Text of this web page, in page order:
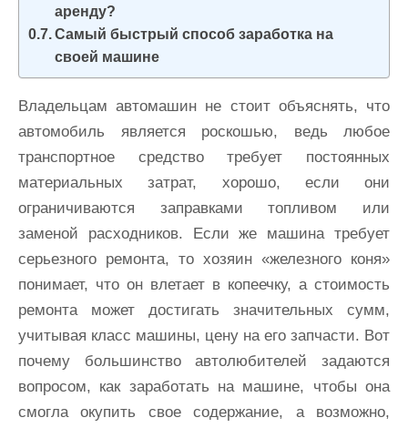
аренду?
Самый быстрый способ заработка на
своей машине
Владельцам автомашин не стоит объяснять, что
автомобиль является роскошью, ведь любое
транспортное средство требует постоянных
материальных затрат, хорошо, если они
ограничиваются заправками топливом или
заменой расходников. Если же машина требует
серьезного ремонта, то хозяин «железного коня»
понимает, что он влетает в копеечку, а стоимость
ремонта может достигать значительных сумм,
учитывая класс машины, цену на его запчасти. Вот
почему большинство автолюбителей задаются
вопросом, как заработать на машине, чтобы она
смогла окупить свое содержание, а возможно,